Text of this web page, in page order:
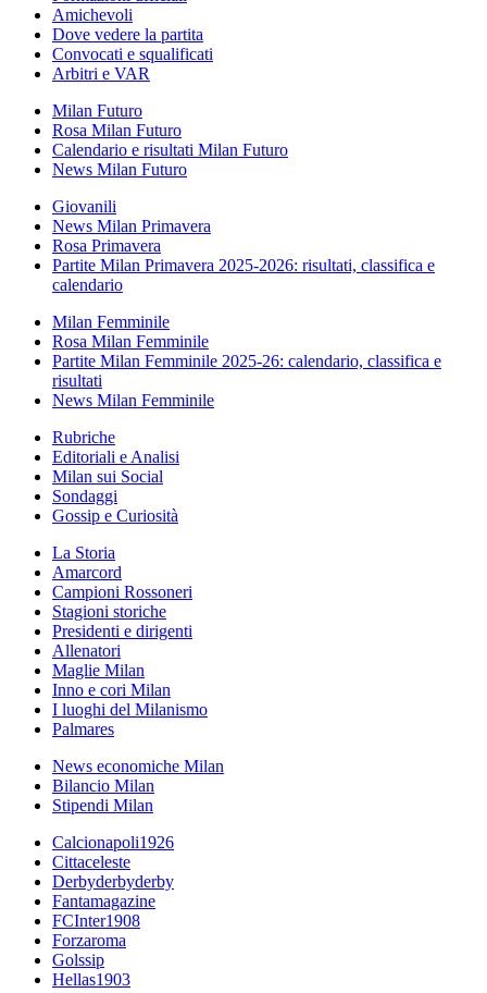
Amichevoli
Dove vedere la partita
Convocati e squalificati
Arbitri e VAR
Milan Futuro
Rosa Milan Futuro
Calendario e risultati Milan Futuro
News Milan Futuro
Giovanili
News Milan Primavera
Rosa Primavera
Partite Milan Primavera 2025-2026: risultati, classifica e
calendario
Milan Femminile
Rosa Milan Femminile
Partite Milan Femminile 2025-26: calendario, classifica e
risultati
News Milan Femminile
Rubriche
Editoriali e Analisi
Milan sui Social
Sondaggi
Gossip e Curiosità
La Storia
Amarcord
Campioni Rossoneri
Stagioni storiche
Presidenti e dirigenti
Allenatori
Maglie Milan
Inno e cori Milan
I luoghi del Milanismo
Palmares
News economiche Milan
Bilancio Milan
Stipendi Milan
Calcionapoli1926
Cittaceleste
Derbyderbyderby
Fantamagazine
FCInter1908
Forzaroma
Golssip
Hellas1903